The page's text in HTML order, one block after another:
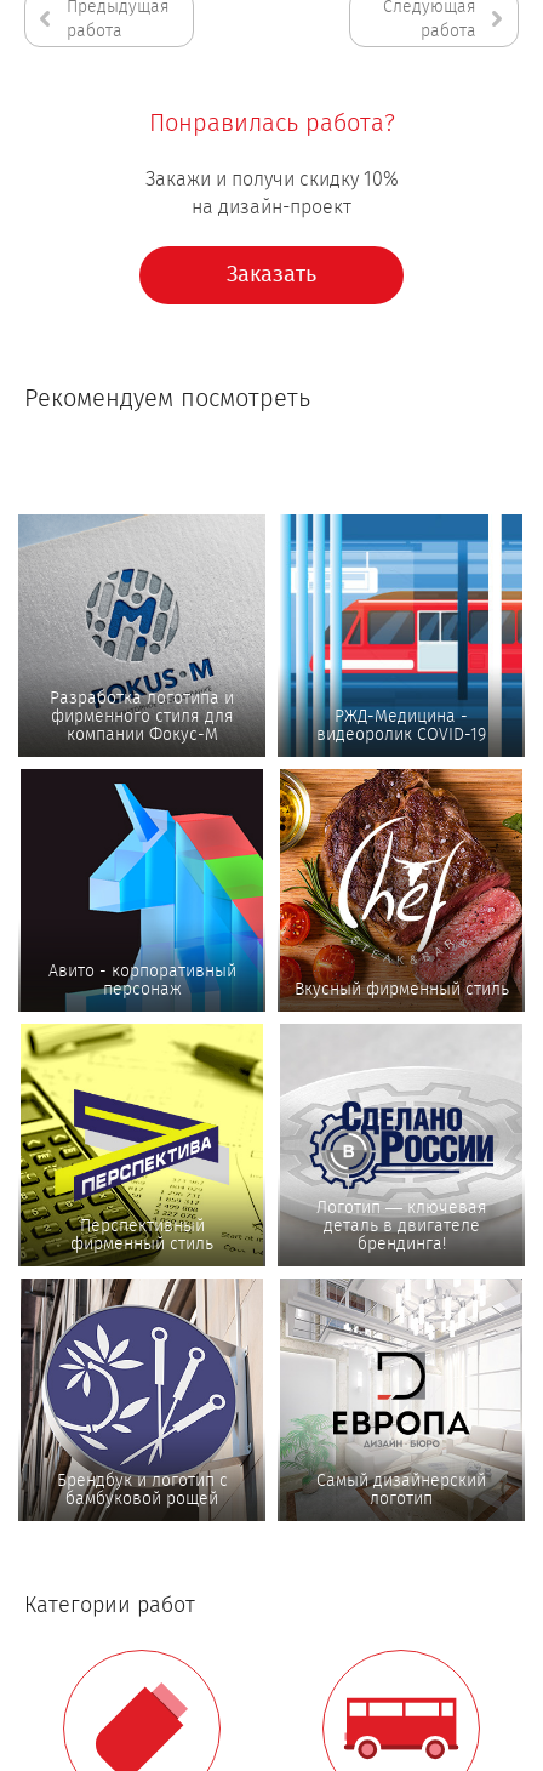
Предыдущая
работа
Следующая
работа
Понравилась работа?
Закажи и получи скидку 10%
на дизайн-проект
Заказать
Рекомендуем посмотреть
Разработка логотипа и
фирменного стиля для
компании Фокус-М
РЖД-Медицина -
видеоролик COVID-19
Авито - корпоративный
персонаж Вкусный фирменный стиль
Перспективный
фирменный стиль
Логотип — ключевая
деталь в двигателе
брендинга!
Брендбук и логотип с
бамбуковой рощей
Самый дизайнерский
логотип
Категории работ